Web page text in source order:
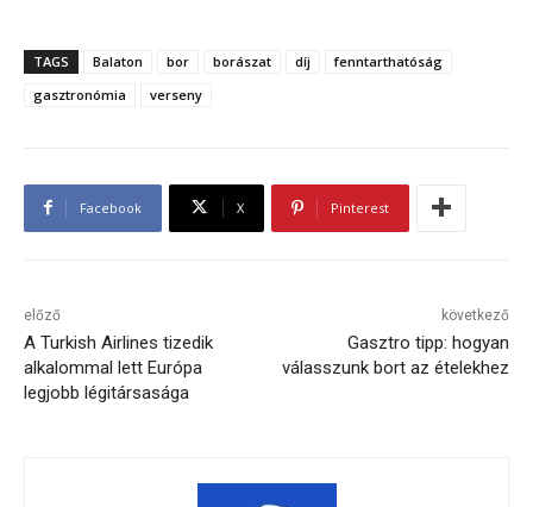
TAGS Balaton bor borászat díj
fenntarthatóság
gasztronómia
verseny
Facebook X Pinterest
előző
A Turkish Airlines tizedik
alkalommal lett Európa
legjobb légitársasága
következő
Gasztro tipp: hogyan
válasszunk bort az ételekhez